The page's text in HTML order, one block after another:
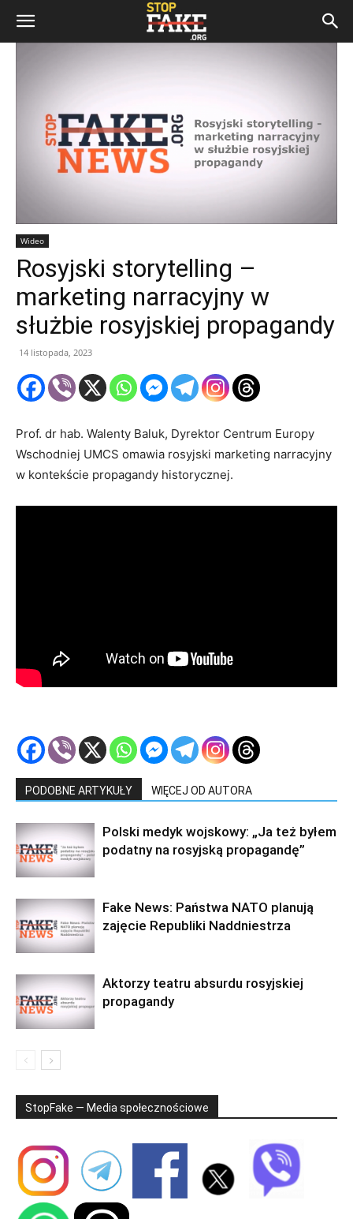
Wideo
Rosyjski storytelling –
marketing narracyjny w
służbie rosyjskiej propagandy
14 listopada, 2023
Prof. dr hab. Walenty Baluk, Dyrektor Centrum Europy
Wschodniej UMCS omawia rosyjski marketing narracyjny
w kontekście propagandy historycznej.
PODOBNE ARTYKUŁY WIĘCEJ OD AUTORA
Polski medyk wojskowy: „Ja też byłem
podatny na rosyjską propagandę”
Fake News: Państwa NATO planują
zajęcie Republiki Naddniestrza
Aktorzy teatru absurdu rosyjskiej
propagandy
StopFake — Media społecznościowe